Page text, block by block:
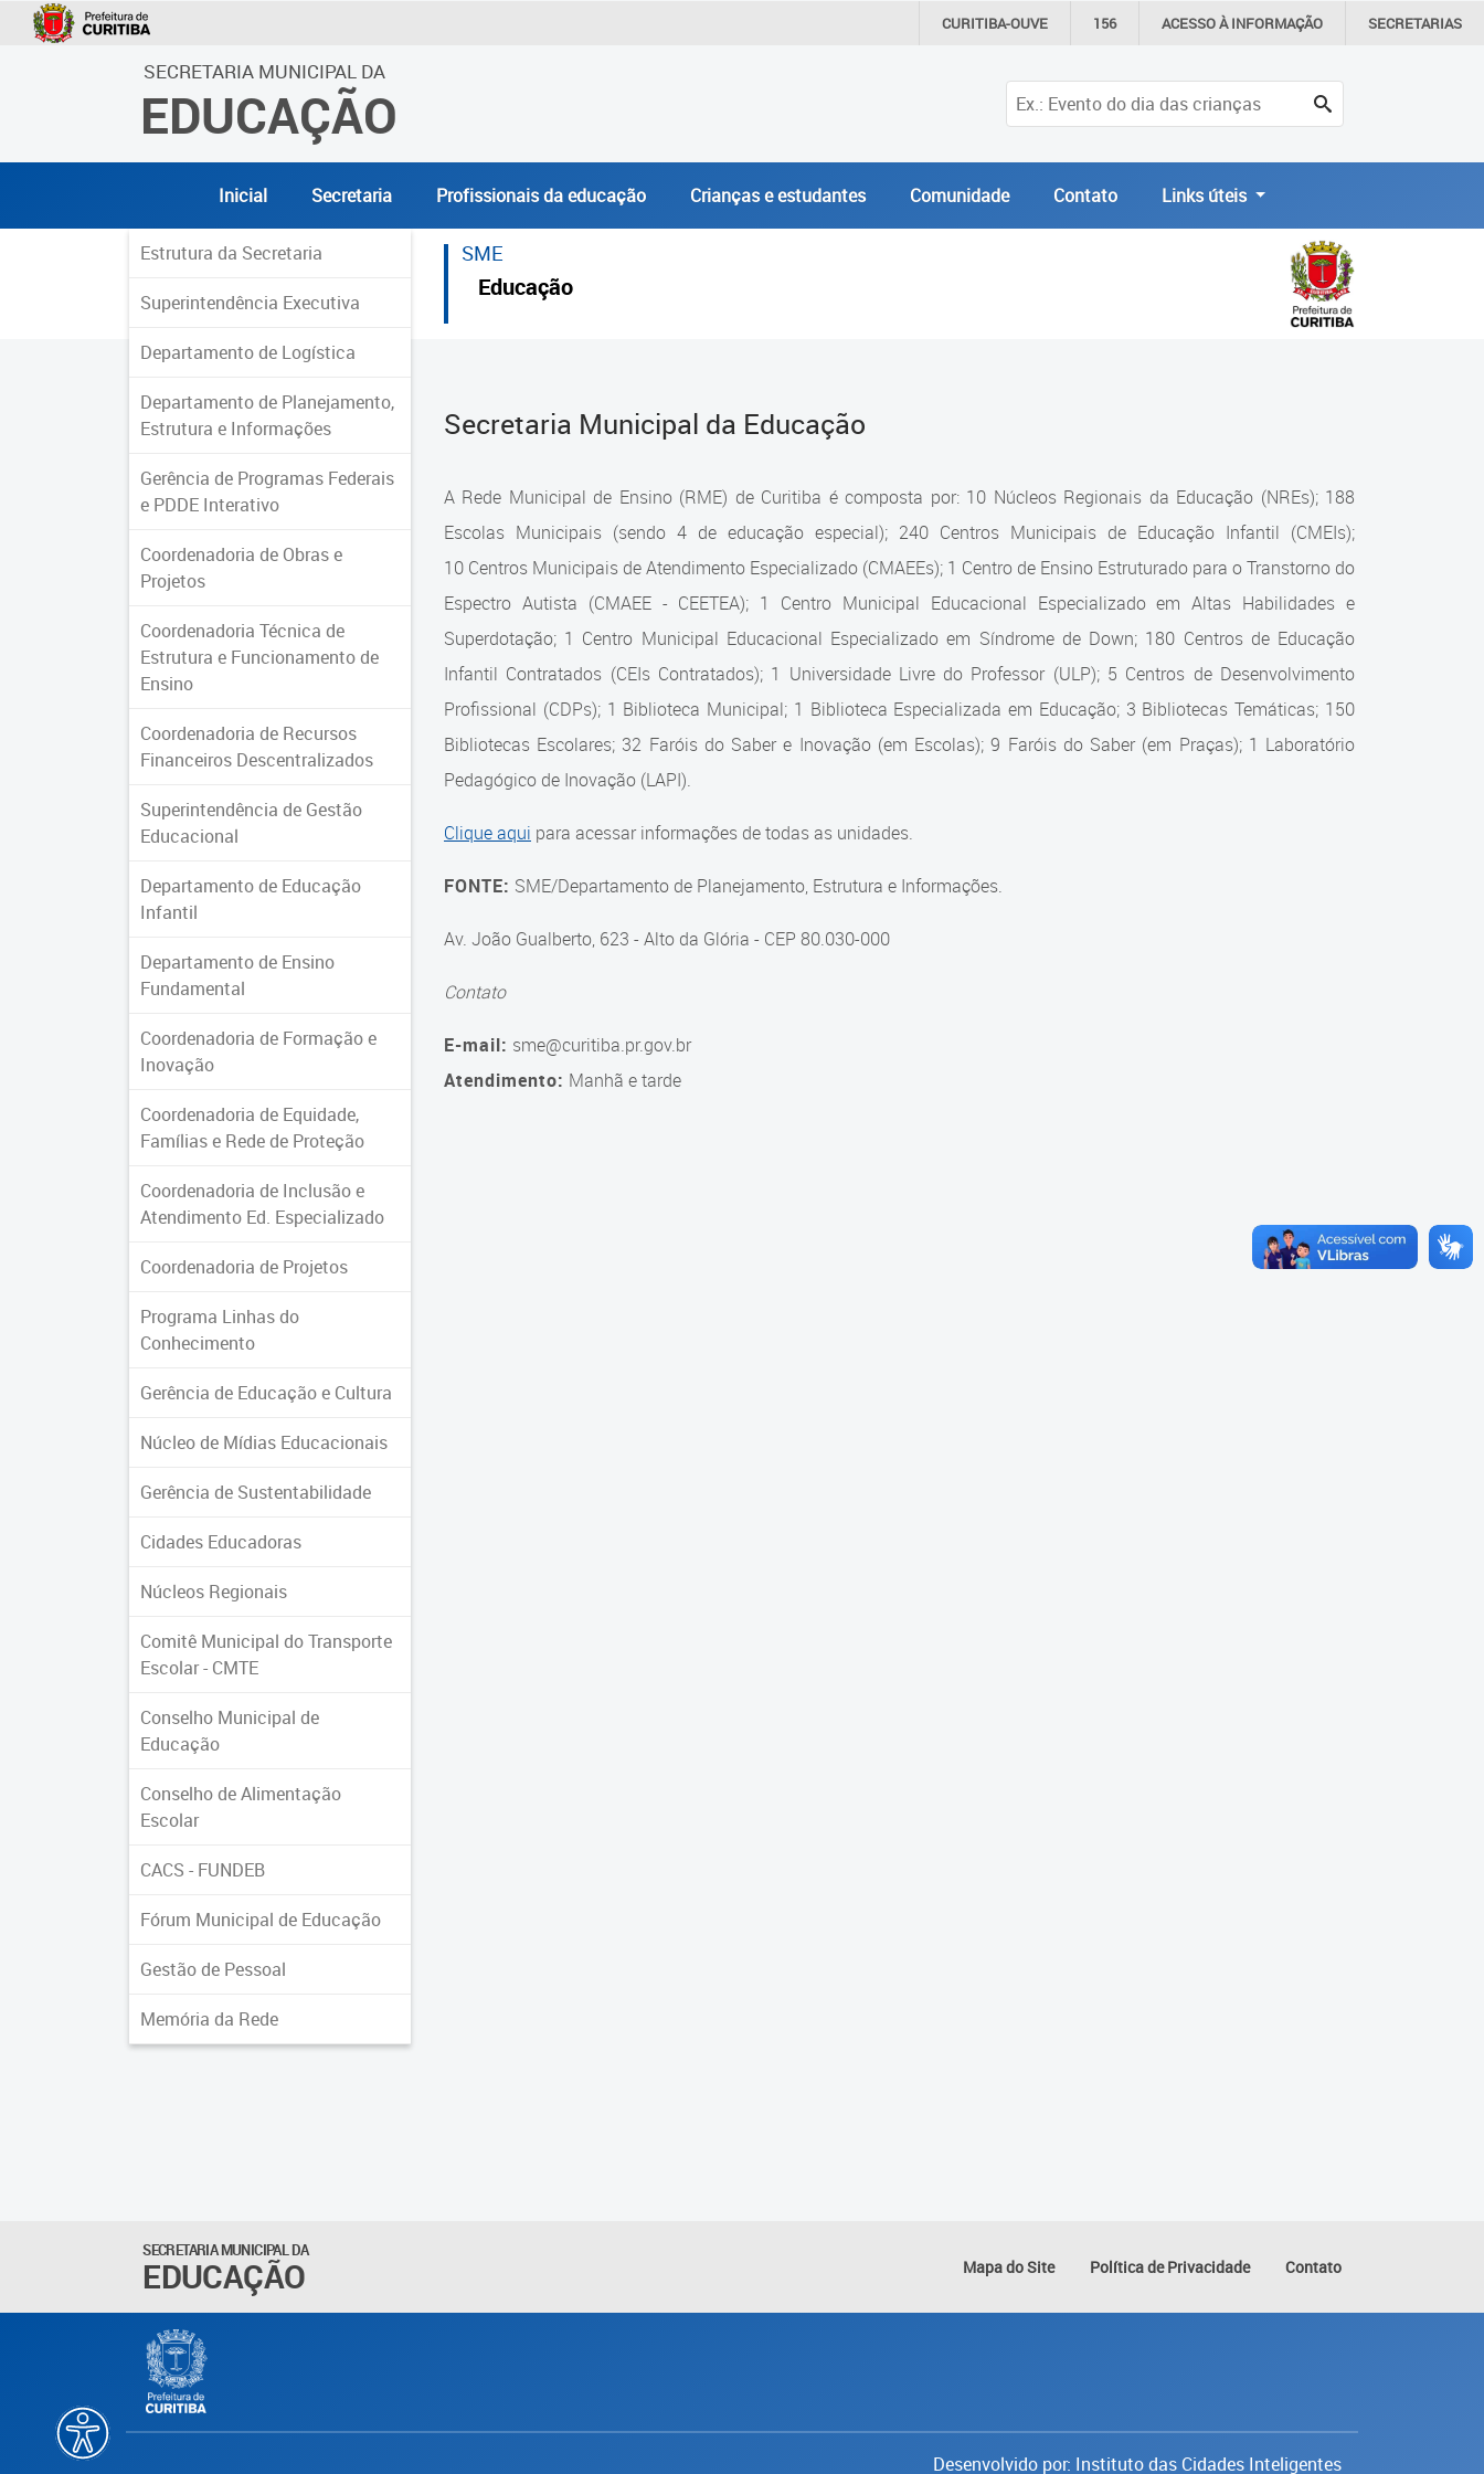
CURITIBA-OUVE 156 ACESSO ÀINFORMAÇÃO SECRETARIAS
SECRETARIA MUNICIPAL DA
EDUCAÇÃO
Inicial Secretaria Profissionais da educação Crianças e estudantes Comunidade Contato Links úteis
Estrutura da Secretaria
Superintendência Executiva
Departamento de Logística
Departamento de Planejamento,
Estrutura e Informações
Gerência de Programas Federais
e PDDE Interativo
Coordenadoria de Obras e
Projetos
Coordenadoria Técnica de
Estrutura e Funcionamento de
Ensino
Coordenadoria de Recursos
Financeiros Descentralizados
Superintendência de Gestão
Educacional
Departamento de Educação
Infantil
Departamento de Ensino
Fundamental
Coordenadoria de Formação e
Inovação
Coordenadoria de Equidade,
Famílias e Rede de Proteção
Coordenadoria de Inclusão e
Atendimento Ed. Especializado
Coordenadoria de Projetos
Programa Linhas do
Conhecimento
Gerência de Educação e Cultura
Núcleo de Mídias Educacionais
Gerência de Sustentabilidade
Cidades Educadoras
Núcleos Regionais
Comitê Municipal do Transporte
Escolar - CMTE
Conselho Municipal de
Educação
Conselho de Alimentação
Escolar
CACS - FUNDEB
Fórum Municipal de Educação
Gestão de Pessoal
Memória da Rede
SME
Educação
Secretaria Municipal da Educação
A Rede Municipal de Ensino (RME) de Curitiba é composta por: 10 Núcleos Regionais da Educação (NREs); 188
Escolas Municipais (sendo 4 de educação especial); 240 Centros Municipais de Educação Infantil (CMEIs);
10 Centros Municipais de Atendimento Especializado (CMAEEs); 1 Centro de Ensino Estruturado para o Transtorno do
Espectro Autista (CMAEE - CEETEA); 1 Centro Municipal Educacional Especializado em Altas Habilidades e
Superdotação; 1 Centro Municipal Educacional Especializado em Síndrome de Down; 180 Centros de Educação
Infantil Contratados (CEIs Contratados); 1 Universidade Livre do Professor (ULP); 5 Centros de Desenvolvimento
Profissional (CDPs); 1 Biblioteca Municipal; 1 Biblioteca Especializada em Educação; 3 Bibliotecas Temáticas; 150
Bibliotecas Escolares; 32 Faróis do Saber e Inovação (em Escolas); 9 Faróis do Saber (em Praças); 1 Laboratório
Pedagógico de Inovação (LAPI).
Clique aqui para acessar informações de todas as unidades.
FONTE: SME/Departamento de Planejamento, Estrutura e Informações.
Av. João Gualberto, 623 - Alto da Glória - CEP 80.030-000
Contato
E-mail: sme@curitiba.pr.gov.br
Atendimento: Manhã e tarde
SECRETARIA MUNICIPAL DA
EDUCAÇÃO Mapa do Site Política de Privacidade Contato
Desenvolvido por: Instituto das Cidades Inteligentes